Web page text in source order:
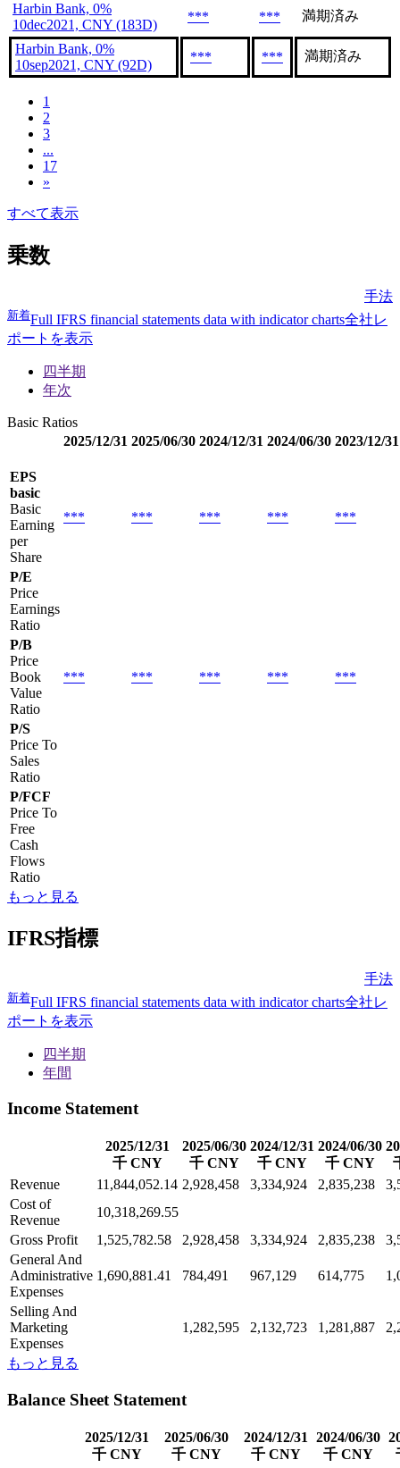
Harbin Bank, 0%
10dec2021, CNY (183D)
*** *** 満期済み
Harbin Bank, 0%
10sep2021, CNY (92D)
*** *** 満期済み
1
2
3
...
17
»
すべて表示
乗数
手法
新着Full IFRS financial statements data with indicator charts全社レ
ポートを表示
四半期
年次
Basic Ratios
2025/12/31 2025/06/30 2024/12/31 2024/06/30 2023/12/31
EPS
basic
Basic
Earning
per
Share
*** *** *** *** ***
P/E
Price
Earnings
Ratio
P/B
Price
Book
Value
Ratio
*** *** *** *** ***
P/S
Price To
Sales
Ratio
P/FCF
Price To
Free
Cash
Flows
Ratio
もっと見る
IFRS指標
手法
新着Full IFRS financial statements data with indicator charts全社レ
ポートを表示
四半期
年間
Income Statement
2025/12/31
千 CNY
2025/06/30
千 CNY
2024/12/31
千 CNY
2024/06/30
千 CNY
Revenue
11,844,052.14 2,928,458 3,334,924 2,835,238
Cost of
Revenue
10,318,269.55
Gross Profit
1,525,782.58 2,928,458 3,334,924 2,835,238
General And
Administrative
Expenses
1,690,881.41 784,491 967,129 614,775
Selling And
Marketing
Expenses
1,282,595 2,132,723 1,281,887
もっと見る
Balance Sheet Statement
2025/12/31
千 CNY
2025/06/30
千 CNY
2024/12/31
千 CNY
2024/06/30
千 CNY